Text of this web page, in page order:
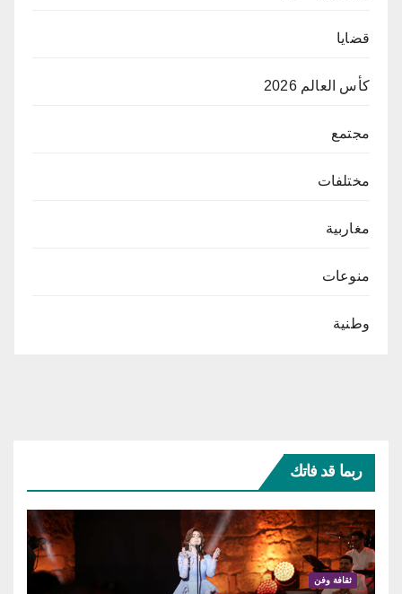
قضايا
كأس العالم 2026
مجتمع
مختلفات
مغاربية
منوعات
وطنية
ربما قد فاتك
ثقافة وفن